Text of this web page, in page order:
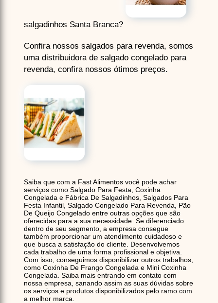
salgadinhos Santa Branca?
Confira nossos salgados para revenda, somos
uma distribuidora de salgado congelado para
revenda, confira nossos ótimos preços.
Saiba que com a Fast Alimentos você pode achar
serviços como Salgado Para Festa, Coxinha
Congelada e Fábrica De Salgadinhos, Salgados Para
Festa Infantil, Salgado Congelado Para Revenda, Pão
De Queijo Congelado entre outras opções que são
oferecidas para a sua necessidade. Se diferenciado
dentro de seu segmento, a empresa consegue
também proporcionar um atendimento cuidadoso e
que busca a satisfação do cliente. Desenvolvemos
cada trabalho de uma forma profissional e objetiva.
Com isso, conseguimos disponibilizar outros trabalhos,
como Coxinha De Frango Congelada e Mini Coxinha
Congelada. Saiba mais entrando em contato com
nossa empresa, sanando assim as suas dúvidas sobre
os serviços e produtos disponibilizados pelo ramo com
a melhor marca.